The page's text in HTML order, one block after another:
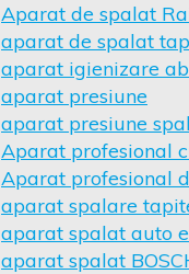
Aparat de spalat
aparat de spalat
aparat igienizare
aparat presiune
aparat presiune
Aparat profesional
Aparat profesional
aparat spalare
aparat spalat auto
aparat spalat